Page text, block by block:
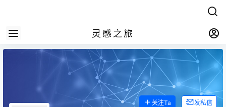
灵感之旅
关注Ta 发私信